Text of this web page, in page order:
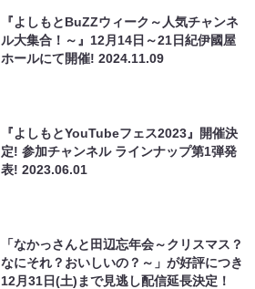
『よしもとBuZZウィーク～人気チャンネ
ル大集合！～』12月14日～21日紀伊國屋
ホールにて開催!2024.11.09
『よしもとYouTubeフェス2023』開催決
定! 参加チャンネル ラインナップ第1弾発
表!2023.06.01
「なかっさんと田辺忘年会～クリスマス？
なにそれ？おいしいの？～」が好評につき
12月31日(土)まで見逃し配信延長決定！